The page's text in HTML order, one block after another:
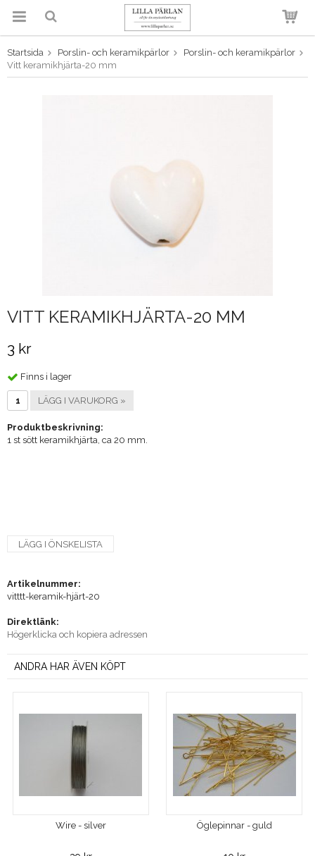
Produkten har blivit tillagd i
Startsida Porslin- och keramikpärlor
Porslin- och keramikpärlor
Vitt keramikhjärta-20 mm
VITT KERAMIKHJÄRTA-20 MM
3 kr
Finns i lager
LÄGG I VARUKORG »
Produktbeskrivning:
1 st sött keramikhjärta, ca 20 mm.
LÄGG I ÖNSKELISTA
Artikelnummer:
vitttt-keramik-hjärt-20
Direktlänk:
Högerklicka och kopiera adressen
ANDRA HAR ÄVEN KÖPT
Wire - silver Öglepinnar - guld